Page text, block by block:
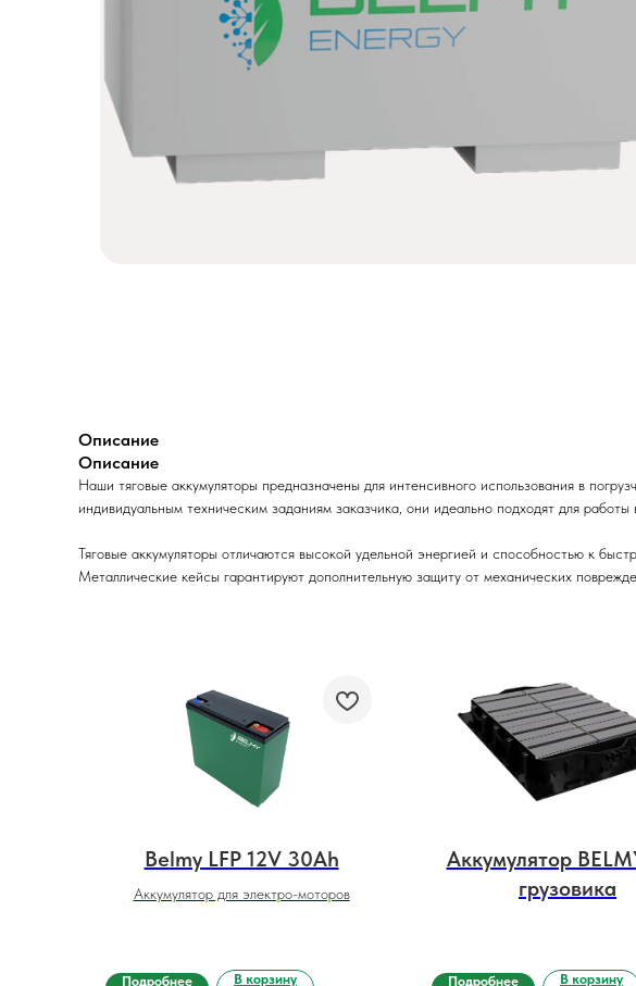
Описание
Описание
Наши тяговые аккумуляторы предназначены для интенсивного использования в
индивидуальным техническим заданиям заказчика, они идеально подходят для
Тяговые аккумуляторы отличаются высокой удельной энергией и способностью к
Металлические кейсы гарантируют дополнительную защиту от механических
Belmy LFP 12V 30Ah
Аккумулятор для электро-моторов
Подробнее В корзину
Аккумулятор
грузовика
Подробнее В корзину